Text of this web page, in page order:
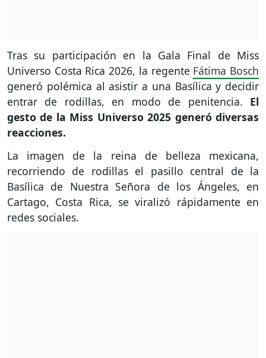
Tras su participación en la Gala Final de Miss
Universo Costa Rica 2026, la regente Fátima Bosch
generó polémica al asistir a una Basílica y decidir
entrar de rodillas, en modo de penitencia. El
gesto de la Miss Universo 2025 generó diversas
reacciones.
La imagen de la reina de belleza mexicana,
recorriendo de rodillas el pasillo central de la
Basílica de Nuestra Señora de los Ángeles, en
Cartago, Costa Rica, se viralizó rápidamente en
redes sociales.